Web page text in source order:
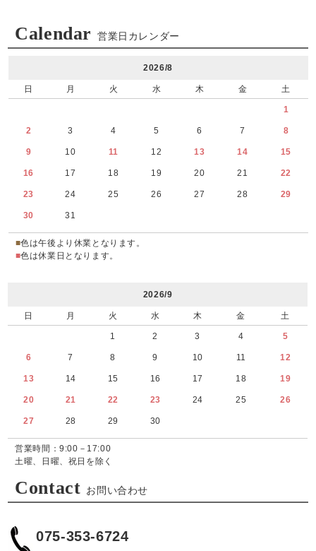
Calendar 営業日カレンダー
2026/8
日 月 火 水 木 金 土
1
2 3 4 5 6 7 8
9 10 11 12 13 14 15
16 17 18 19 20 21 22
23 24 25 26 27 28 29
30 31
■色は午後より休業となります。
■色は休業日となります。
2026/9
日 月 火 水 木 金 土
1 2 3 4 5
6 7 8 9 10 11 12
13 14 15 16 17 18 19
20 21 22 23 24 25 26
27 28 29 30
営業時間：9:00－17:00
土曜、日曜、祝日を除く
Contact お問い合わせ
075-353-6724